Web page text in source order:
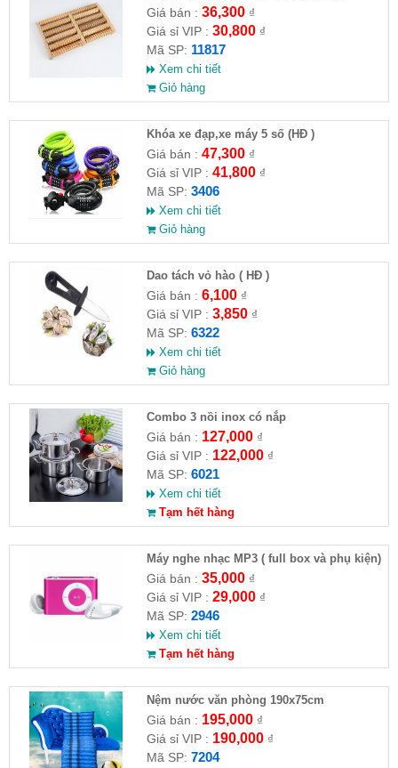
Giá bán : 36,300₫
Giá sỉ VIP : 30,800₫
Mã SP: 11817
Xem chi tiết
Giỏ hàng
Khóa xe đạp,xe máy 5 số (HĐ )
Giá bán : 47,300₫
Giá sỉ VIP : 41,800₫
Mã SP: 3406
Xem chi tiết
Giỏ hàng
Dao tách vỏ hào ( HĐ )
Giá bán : 6,100₫
Giá sỉ VIP : 3,850₫
Mã SP: 6322
Xem chi tiết
Giỏ hàng
Combo 3 nồi inox có nắp
Giá bán : 127,000₫
Giá sỉ VIP : 122,000₫
Mã SP: 6021
Xem chi tiết
Tạm hết hàng
Máy nghe nhạc MP3 ( full box và phụ kiện)
Giá bán : 35,000₫
Giá sỉ VIP : 29,000₫
Mã SP: 2946
Xem chi tiết
Tạm hết hàng
Nệm nước văn phòng 190x75cm
Giá bán : 195,000₫
Giá sỉ VIP : 190,000₫
Mã SP: 7204